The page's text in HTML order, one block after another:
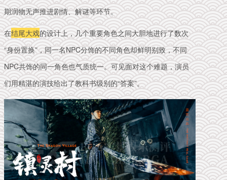
期润物无声推进剧情、解谜等环节。
在结尾大戏的设计上，几个重要角色之间大胆地进行了数次
“身份置换”，同一名NPC分饰的不同角色却鲜明别致，不同
NPC共饰的同一角色也气质统一。可见面对这个难题，演员
们用精湛的演技给出了教科书级别的“答案”。